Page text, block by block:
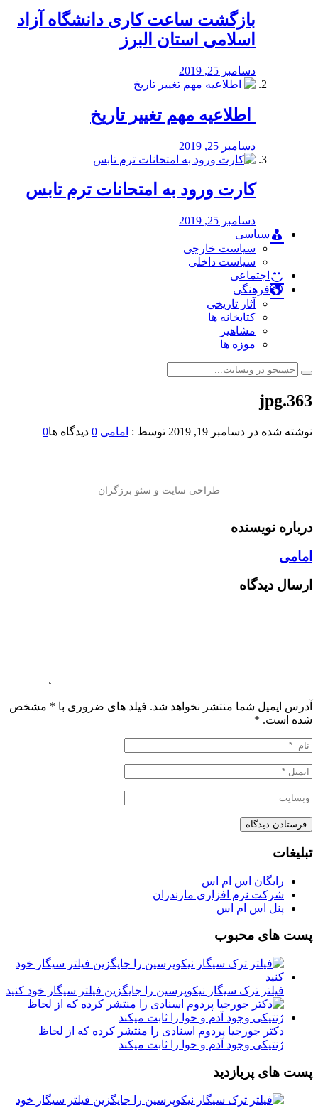
بازگشت ساعت کاری دانشگاه آزاد
اسلامی استان البرز
دسامبر 25, 2019
️ اطلاعیه مهم تغییر تاریخ
دسامبر 25, 2019
کارت ورود به امتحانات ترم تابس
دسامبر 25, 2019
سیاسی
سیاست خارجی
سیاست داخلی
اجتماعی
فرهنگی
آثار تاریخی
کتابخانه ها
مشاهیر
موزه ها
363.jpg
نوشته شده در دسامبر 19, 2019 توسط : امامی 0 دیدگاه ها0
درباره نویسنده
امامی
ارسال دیدگاه
آدرس ایمیل شما منتشر نخواهد شد. فیلد های ضروری با * مشخص
شده است. *
تبلیغات
رایگان اس ام اس
شرکت نرم افزاری مازندران
پنل اس ام اس
پست های محبوب
فیلتر ترک سیگار نیکوپرسین را جایگزین فیلتر سیگار خود کنید
دکتر جورجیا پردوم اسنادی را منتشر کرده که از لحاظ
ژنتیکی وجود آدم و حوا را ثابت میکند
پست های پربازدید